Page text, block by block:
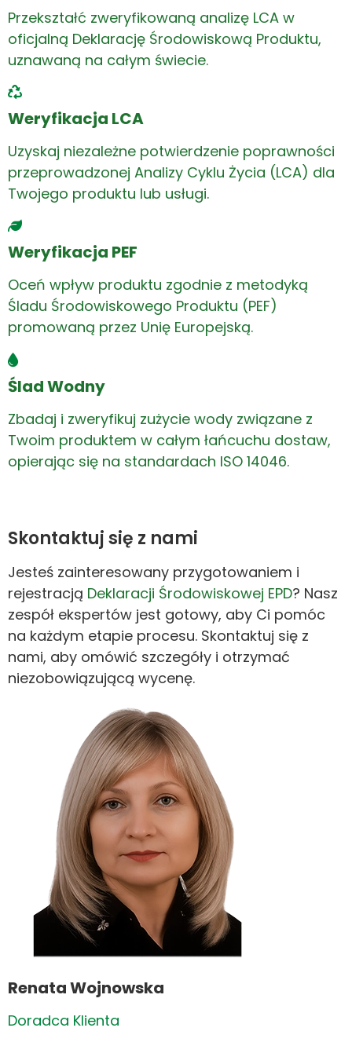
Przekształć zweryfikowaną analizę LCA w
oficjalną Deklarację Środowiskową Produktu,
uznawaną na całym świecie.
Weryfikacja LCA
Uzyskaj niezależne potwierdzenie poprawności
przeprowadzonej Analizy Cyklu Życia (LCA) dla
Twojego produktu lub usługi.
Weryfikacja PEF
Oceń wpływ produktu zgodnie z metodyką
Śladu Środowiskowego Produktu (PEF)
promowaną przez Unię Europejską.
Ślad Wodny
Zbadaj i zweryfikuj zużycie wody związane z
Twoim produktem w całym łańcuchu dostaw,
opierając się na standardach ISO 14046.
Skontaktuj się z nami
Jesteś zainteresowany przygotowaniem i
rejestracją Deklaracji Środowiskowej EPD? Nasz
zespół ekspertów jest gotowy, aby Ci pomóc
na każdym etapie procesu. Skontaktuj się z
nami, aby omówić szczegóły i otrzymać
niezobowiązującą wycenę.
Renata Wojnowska
Doradca Klienta